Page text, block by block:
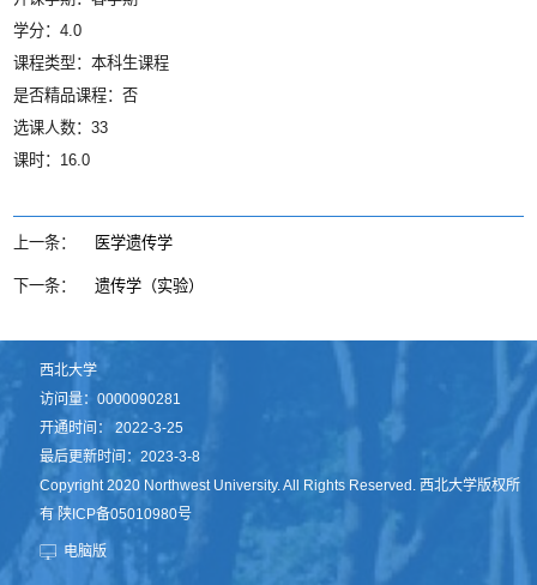
学分：4.0
课程类型：本科生课程
是否精品课程：否
选课人数：33
课时：16.0
上一条： 医学遗传学
下一条： 遗传学（实验）
西北大学
访问量：0000090281
开通时间：2022-3-25
最后更新时间：2023-3-8
Copyright 2020 Northwest University. All Rights Reserved. 西北大学版权所
有 陕ICP备05010980号
电脑版